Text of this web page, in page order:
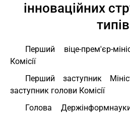
інноваційних
типів
Перший віце-прем'єр-
Комісії
Перший заступник
заступник голови Комісії
Голова